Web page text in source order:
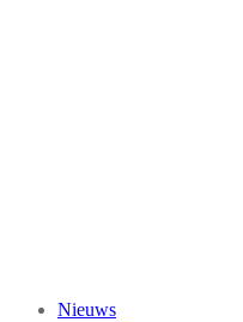
Nieuws